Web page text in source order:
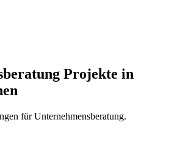
Projekte in
für Unternehmensberatung.